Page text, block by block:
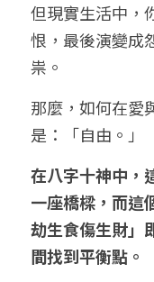
但現實生活中，
恨，最後演變成
祟。
那麼，如何在愛
是：「自由。」
在八字十神中，
一座橋樑，而這
劫生食傷生財」
間找到平衡點。